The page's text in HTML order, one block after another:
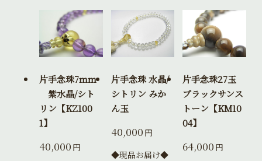
片手念珠7mm
紫水晶/シト
リン【KZ100
1】
40,000 円
片手念珠 水晶/
シトリン みか
ん玉
40,000 円
◆現品お届け◆
片手念珠27玉
ブラックサンス
トーン【KM10
04】
64,000 円